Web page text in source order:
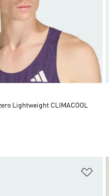
Lightweight CLIMACOOL